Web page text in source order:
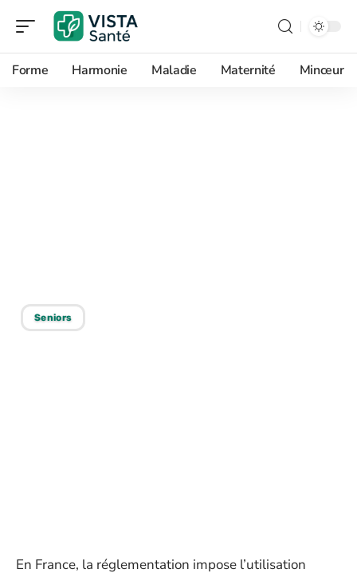
Forme Harmonie Maladie Maternité Minceur
Seniors
En France, la réglementation impose l’utilisation